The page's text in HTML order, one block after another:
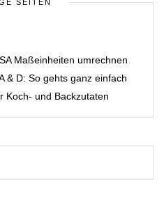
SEITEN
Maßeinheiten umrechnen
& D: So gehts ganz einfach
Koch- und Backzutaten